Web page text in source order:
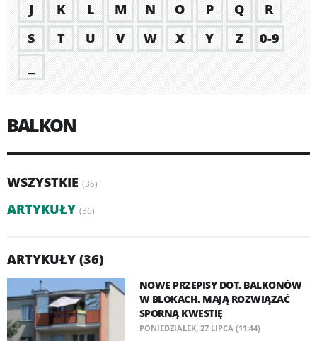
J
K L M N O P Q
R
S
T U V W X Y Z
0-9
BALKON
WSZYSTKIE (36)
ARTYKUŁY (36)
ARTYKUŁY (36)
NOWE PRZEPISY DOT. BALKONÓW
W BLOKACH. MAJĄ ROZWIĄZAĆ
SPORNĄ KWESTIĘ
PONIEDZIAŁEK, 27 LIPCA (11:44)